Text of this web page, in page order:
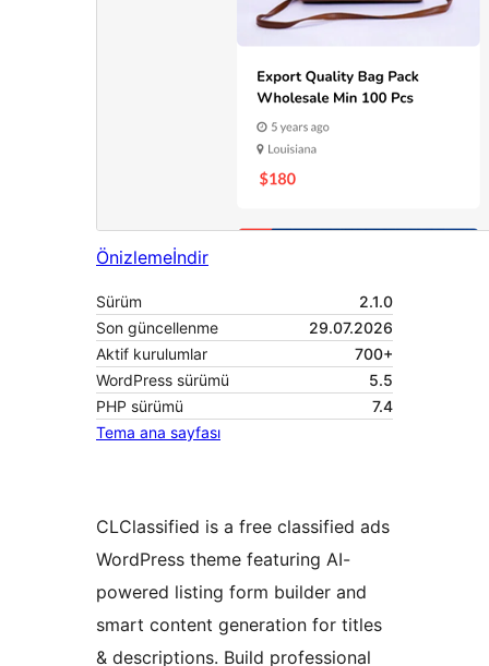
Önizlemeİndir
Sürüm
2.1.0
Son güncellenme
29.07.2026
Aktif kurulumlar
700+
WordPress sürümü
5.5
PHP sürümü
7.4
Tema ana sayfası
CLClassified is a free classified ads
WordPress theme featuring AI-
powered listing form builder and
smart content generation for titles
& descriptions. Build professional